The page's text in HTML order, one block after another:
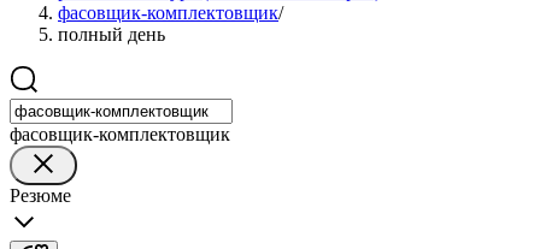
фасовщик-комплектовщик/
полный день
фасовщик-комплектовщик
Резюме